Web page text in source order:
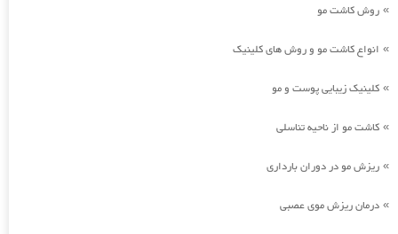
» روش کاشت مو
» انواع کاشت مو و روش های کلینیک
» کلینیک زیبایی پوست و مو
» کاشت مو از ناحیه تناسلی
» ریزش مو در دوران بارداری
» درمان ریزش موی عصبی